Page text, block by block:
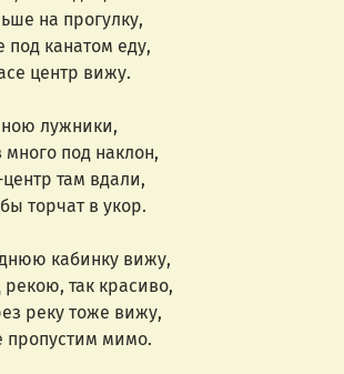
на прогулку,
под канатом еду,
центр вижу.
лужники,
под наклон,
там вдали,
торчат в укор.
кабинку вижу,
так красиво,
реку тоже вижу,
пропустим мимо.